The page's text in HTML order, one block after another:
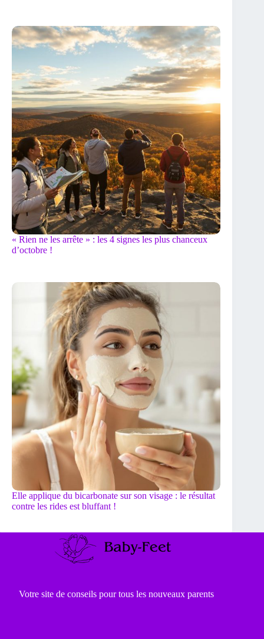
« Rien ne les arrête » : les 4 signes les plus chanceux
d’octobre !
Elle applique du bicarbonate sur son visage : le résultat
contre les rides est bluffant !
Votre site de conseils pour tous les nouveaux parents